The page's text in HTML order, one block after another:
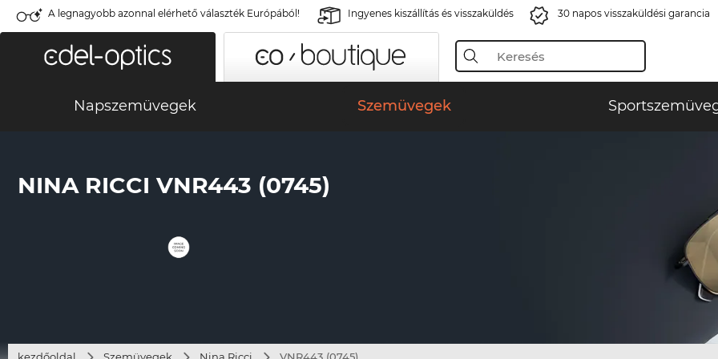
A legnagyobb azonnal elérhető választék Európából! Ingyenes kiszállítás és visszaküldés 30 napos visszaküldési garancia
Napszemüvegek Szemüvegek
NINA RICCI VNR443 (0745)